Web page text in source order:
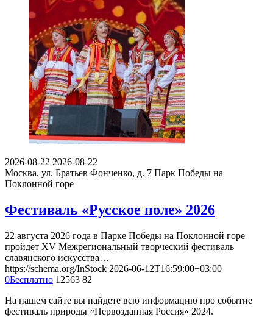
2026-08-22 2026-08-22
Москва, ул. Братьев Фонченко, д. 7 Парк Победы на
Поклонной горе
Фестиваль «Русское поле» 2026
22 августа 2026 года в Парке Победы на Поклонной горе
пройдет XV Межрегиональный творческий фестиваль
славянского искусства…
https://schema.org/InStock 2026-06-12T16:59:00+03:00
0Бесплатно 12563 82
На нашем сайте вы найдете всю информацию про событие
фестиваль природы «Первозданная Россия» 2024.